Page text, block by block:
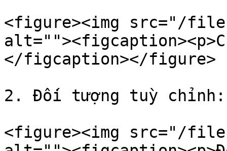
<figure><img src="/files/
</figcaption></figure>
2. Đối tượng tuỳ chỉnh:
<figure><img src="/files/